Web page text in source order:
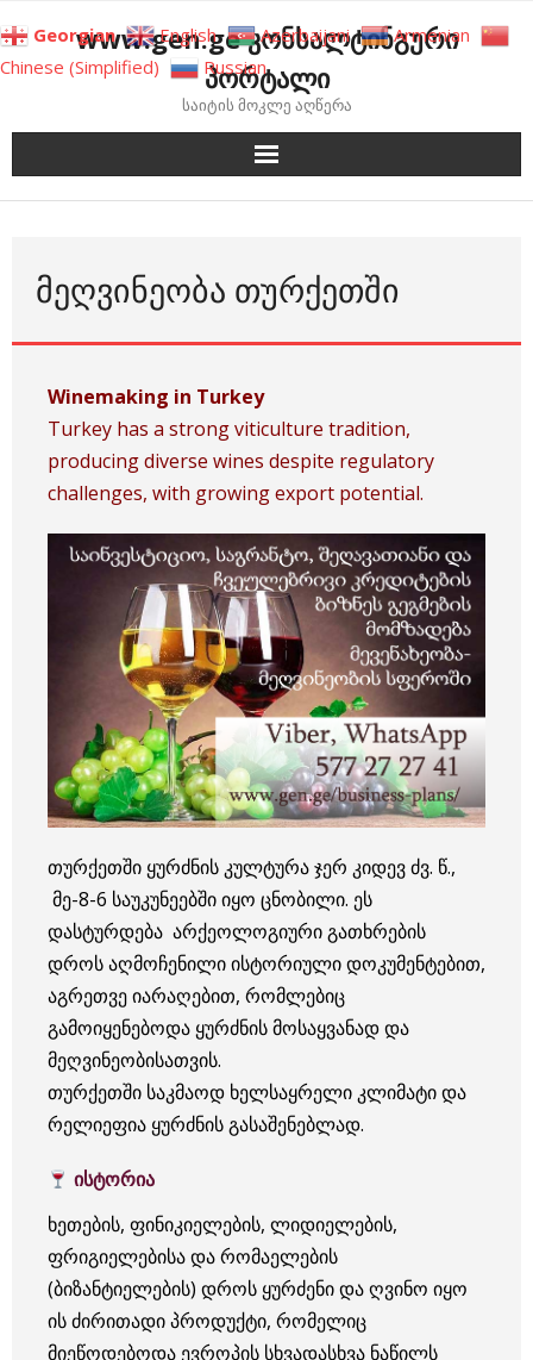
to
content
www.gen.ge კონსალტინგური
პორტალი
საიტის მოკლე აღწერა
ᲛᲔᲦᲕᲘᲜᲔᲝᲑᲐ ᲗᲣᲠᲥᲔᲗᲨᲘ
Winemaking in Turkey
Turkey has a strong viticulture tradition,
producing diverse wines despite regulatory
challenges, with growing export potential.
თურქეთში ყურძნის კულტურა ჯერ კიდევ ძვ. წ.,
მე-8-6 საუკუნეებში იყო ცნობილი. ეს
დასტურდება არქეოლოგიური გათხრების
დროს აღმოჩენილი ისტორიული დოკუმენტებით,
აგრეთვე იარაღებით, რომლებიც
გამოიყენებოდა ყურძნის მოსაყვანად და
მეღვინეობისათვის.
თურქეთში საკმაოდ ხელსაყრელი კლიმატი და
რელიეფია ყურძნის გასაშენებლად.
ისტორია
ხეთების, ფინიკიელების, ლიდიელების,
ფრიგიელებისა და რომაელების
(ბიზანტიელების) დროს ყურძენი და ღვინო იყო
ის ძირითადი პროდუქტი, რომელიც
მიეწოდებოდა ევროპის სხვადასხვა ნაწილს
Georgian English Azerbaijani
Armenian
Chinese (Simplified)
Russian